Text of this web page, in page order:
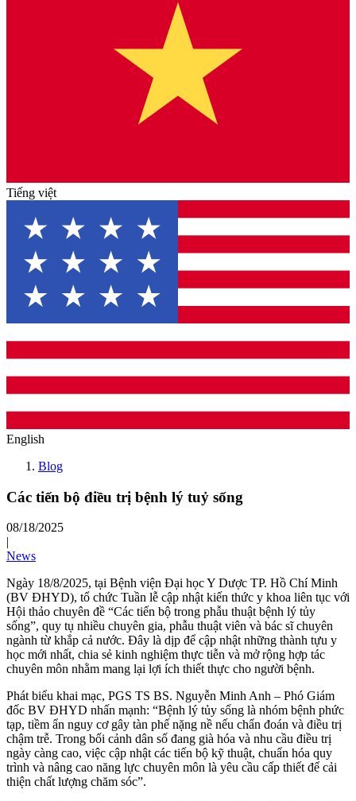
Tiếng việt
English
Blog
Các tiến bộ điều trị bệnh lý tuỷ sống
08/18/2025
|
News
Ngày 18/8/2025, tại Bệnh viện Đại học Y Dược TP. Hồ Chí Minh
(BV ĐHYD), tổ chức Tuần lễ cập nhật kiến thức y khoa liên tục với
Hội thảo chuyên đề “Các tiến bộ trong phẫu thuật bệnh lý tủy
sống”, quy tụ nhiều chuyên gia, phẫu thuật viên và bác sĩ chuyên
ngành từ khắp cả nước. Đây là dịp để cập nhật những thành tựu y
học mới nhất, chia sẻ kinh nghiệm thực tiễn và mở rộng hợp tác
chuyên môn nhằm mang lại lợi ích thiết thực cho người bệnh.
Phát biểu khai mạc, PGS TS BS. Nguyễn Minh Anh – Phó Giám
đốc BV ĐHYD nhấn mạnh: “Bệnh lý tủy sống là nhóm bệnh phức
tạp, tiềm ẩn nguy cơ gây tàn phế nặng nề nếu chẩn đoán và điều trị
chậm trễ. Trong bối cảnh dân số đang già hóa và nhu cầu điều trị
ngày càng cao, việc cập nhật các tiến bộ kỹ thuật, chuẩn hóa quy
trình và nâng cao năng lực chuyên môn là yêu cầu cấp thiết để cải
thiện chất lượng chăm sóc”.